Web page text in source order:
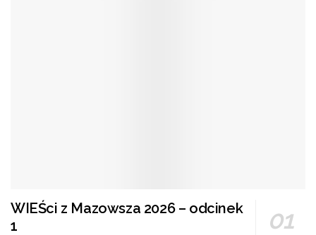
WIEŚci z Mazowsza 2026 – odcinek
1